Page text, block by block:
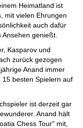
Heimatland ist
mit vielen Ehrungen
auch dafür
genießt.
Kasparov und
zurück gezogen
Anand immer
besten Spielern auf
ist derzeit gar
Anand hält
Chess Tour" mit,